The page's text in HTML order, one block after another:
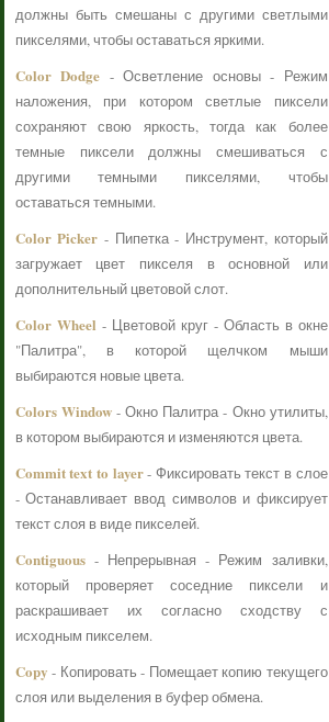
должны быть смешаны с другими светлыми
пикселями, чтобы оставаться яркими.
Color Dodge - Осветление основы - Режим
наложения, при котором светлые пиксели
сохраняют свою яркость, тогда как более
темные пиксели должны смешиваться с
другими темными пикселями, чтобы
оставаться темными.
Color Picker - Пипетка - Инструмент, который
загружает цвет пикселя в основной или
дополнительный цветовой слот.
Color Wheel - Цветовой круг - Область в окне
"Палитра", в которой щелчком мыши
выбираются новые цвета.
Colors Window- Окно Палитра - Окно утилиты,
в котором выбираются и изменяются цвета.
Commit text to layer- Фиксировать текст в слое
- Останавливает ввод символов и фиксирует
текст слоя в виде пикселей.
Contiguous- Непрерывная - Режим заливки,
который проверяет соседние пиксели и
раскрашивает их согласно сходству с
исходным пикселем.
Copy - Копировать - Помещает копию текущего
слоя или выделения в буфер обмена.